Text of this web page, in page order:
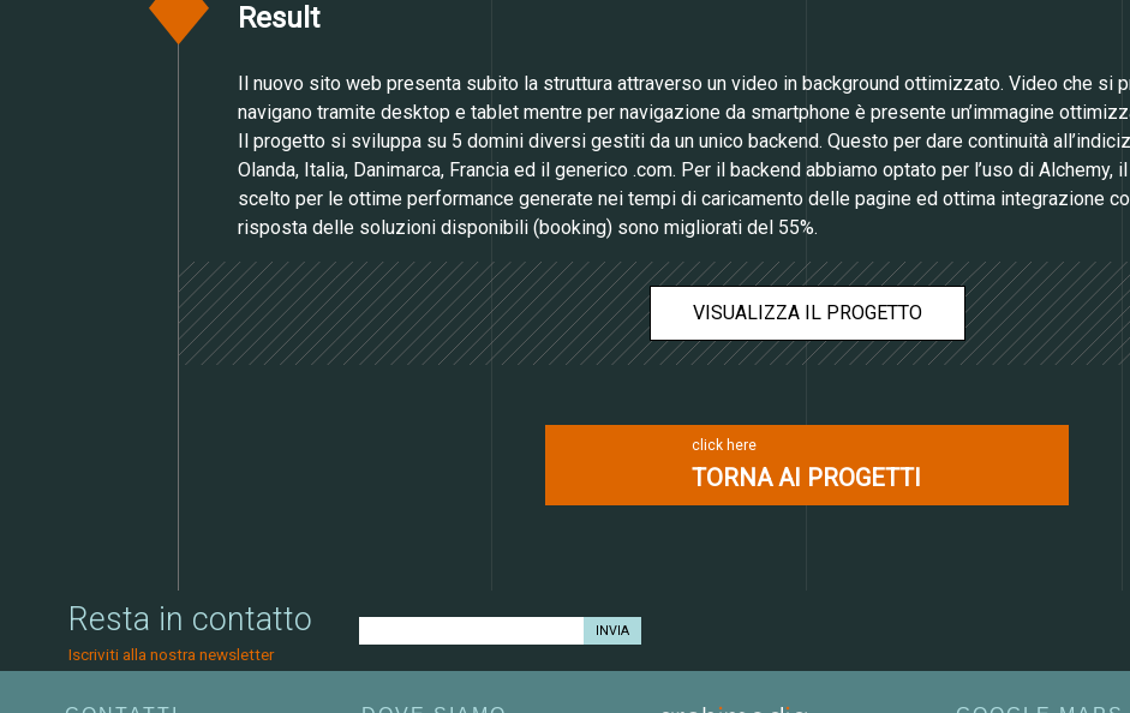
Result
Il nuovo sito web presenta subito la struttura attraverso un video in background ottimizzato. Video che si
navigano tramite desktop e tablet mentre per navigazione da smartphone è presente un’immagine
Il progetto si sviluppa su 5 domini diversi gestiti da un unico backend. Questo per dare continuità
Olanda, Italia, Danimarca, Francia ed il generico .com. Per il backend abbiamo optato per l’uso di Alchemy,
scelto per le ottime performance generate nei tempi di caricamento delle pagine ed ottima integrazione
risposta delle soluzioni disponibili (booking) sono migliorati del 55%.
VISUALIZZA IL PROGETTO
click here
TORNA AI PROGETTI
Resta in contatto
Iscriviti alla nostra newsletter